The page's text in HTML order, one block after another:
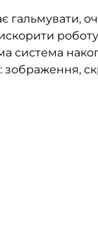
гальмувати,
система
зображення,